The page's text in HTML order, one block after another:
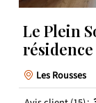
Le Plein
résidence
Les Rousses